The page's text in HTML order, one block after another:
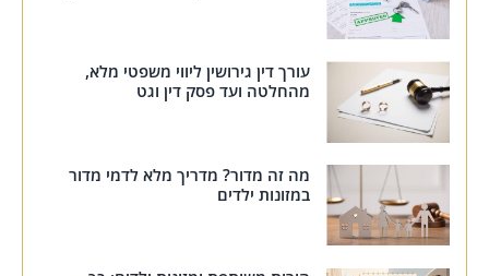
עורך דין גירושין ליווי משפטי מלא,
מהחלטה ועד פסק דין וגט
מה זה מדור? מדריך מלא לדמי מדור
במזונות ילדים